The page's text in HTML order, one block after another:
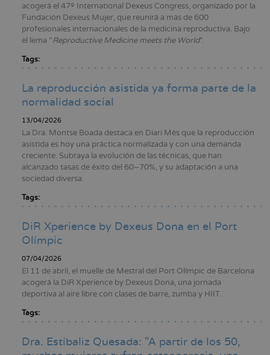
acogerá el 47º International Dexeus Congress, organizado por la
Fundación Dexeus Mujer, que reunirá a más de 600
profesionales internacionales de la medicina reproductiva. Bajo
el lema “Reproductive Medicine meets the World”.
Tags:
La reproducción asistida ya forma parte de la
normalidad social
13/04/2026
La Dra. Montse Boada destaca en Diari Més que la reproducción
asistida es hoy una práctica normalizada y con una demanda
creciente. Subraya la evolución de las técnicas, que han
alcanzado tasas de éxito del 60–70%, y su adaptación a una
sociedad diversa.
Tags:
DiR Xperience by Dexeus Dona en el Port
Olímpic
07/04/2026
El 11 de abril, el muelle de Mestral del Port Olímpic de Barcelona
acogerá la DiR Xperience by Dexeus Dona, una jornada
deportiva al aire libre con clases de barre, zumba y HIIT.
Tags:
Dra. Estíbaliz Quesada: "A partir de los 50,